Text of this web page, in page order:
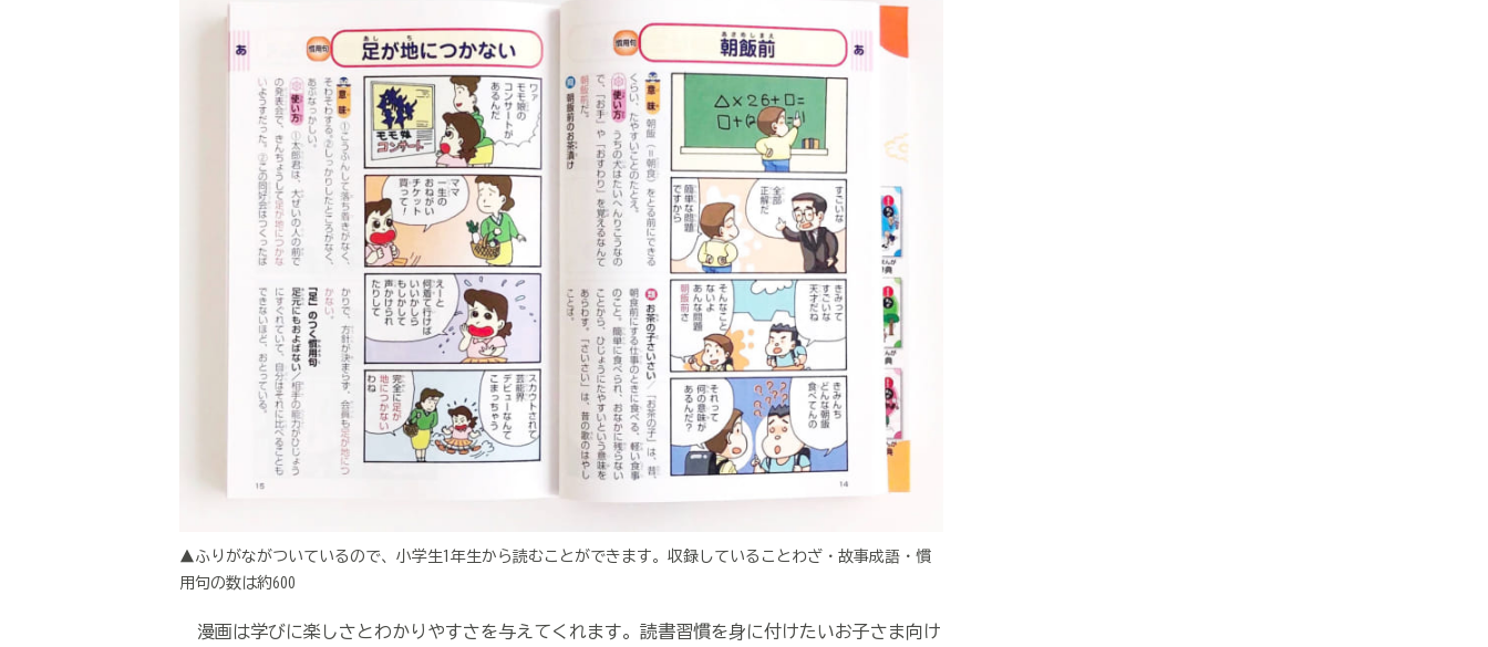
▲ふりがながついているので、小学生1年生から読むことができます。収録していることわざ・故事成語・慣
用句の数は約600
漫画は学びに楽しさとわかりやすさを与えてくれます。読書習慣を身に付けたいお子さま向け